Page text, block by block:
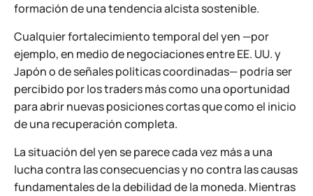
formación de una tendencia alcista sostenible.
Cualquier fortalecimiento temporal del yen —por
ejemplo, en medio de negociaciones entre EE. UU. y
Japón o de señales políticas coordinadas— podría ser
percibido por los traders más como una oportunidad
para abrir nuevas posiciones cortas que como el inicio
de una recuperación completa.
La situación del yen se parece cada vez más a una
lucha contra las consecuencias y no contra las causas
fundamentales de la debilidad de la moneda. Mientras